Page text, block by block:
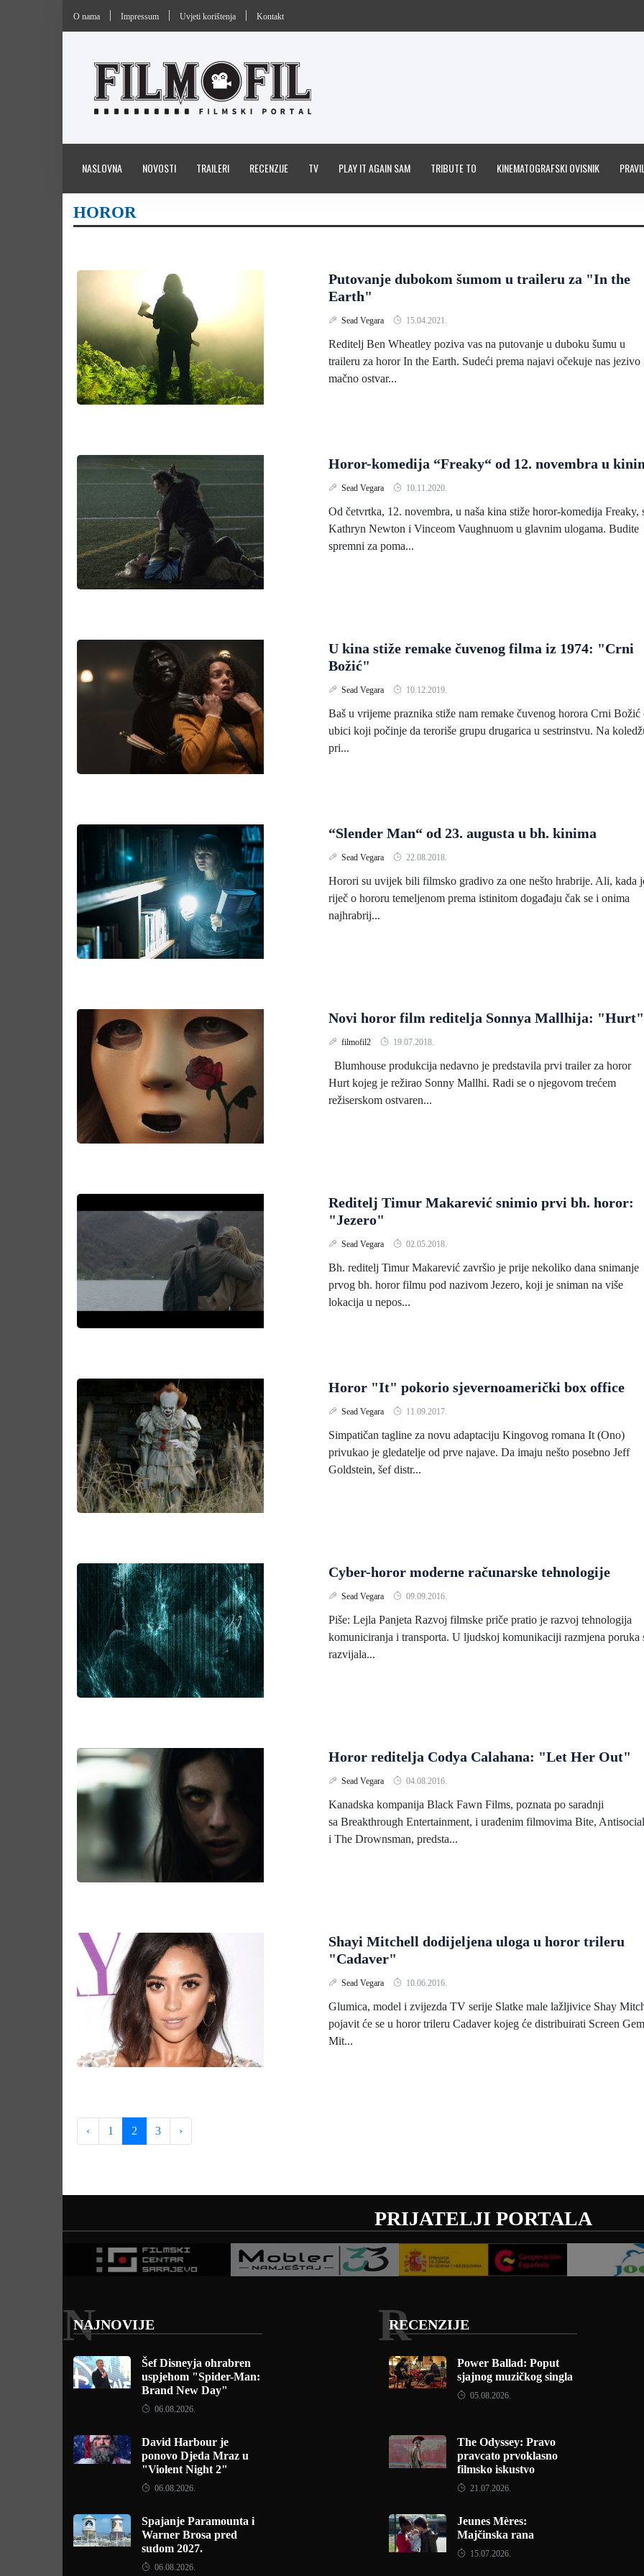
O nama Impressum Uvjeti korištenja Kontakt
NASLOVNA NOVOSTI TRAILERI RECENZIJE TV PLAY IT AGAIN SAM TRIBUTE TO KINEMATOGRAFSKI OVISNIK
HOROR
Putovanje dubokom šumom u traileru za "In the
Earth"
Sead Vegara 15.04.2021.
Reditelj Ben Wheatley poziva vas na putovanje u duboku šumu u
traileru za horor In the Earth. Sudeći prema najavi očekuje nas jezivo
mačno ostvar...
Horor-komedija “Freaky“ od 12. novembra u
Sead Vegara 10.11.2020.
Od četvrtka, 12. novembra, u naša kina stiže horor-komedija Freaky,
Kathryn Newton i Vinceom Vaughnuom u glavnim ulogama. Budite
spremni za poma...
U kina stiže remake čuvenog filma iz 1974: "Crni
Božić"
Sead Vegara 10.12.2019.
Baš u vrijeme praznika stiže nam remake čuvenog horora Crni Božić
ubici koji počinje da teroriše grupu drugarica u sestrinstvu. Na
pri...
“Slender Man“ od 23. augusta u bh. kinima
Sead Vegara 22.08.2018.
Horori su uvijek bili filmsko gradivo za one nešto hrabrije. Ali, kada
riječ o hororu temeljenom prema istinitom događaju čak se i onima
najhrabrij...
Novi horor film reditelja Sonnya Mallhija: "Hurt"
filmofil2 19.07.2018.
Blumhouse produkcija nedavno je predstavila prvi trailer za horor
Hurt kojeg je režirao Sonny Mallhi. Radi se o njegovom trećem
režiserskom ostvaren...
Reditelj Timur Makarević snimio prvi bh. horor:
"Jezero"
Sead Vegara 02.05.2018.
Bh. reditelj Timur Makarević završio je prije nekoliko dana snimanje
prvog bh. horor filmu pod nazivom Jezero, koji je sniman na više
lokacija u nepos...
Horor "It" pokorio sjevernoamerički box office
Sead Vegara 11.09.2017.
Simpatičan tagline za novu adaptaciju Kingovog romana It (Ono)
privukao je gledatelje od prve najave. Da imaju nešto posebno Jeff
Goldstein, šef distr...
Cyber-horor moderne računarske tehnologije
Sead Vegara 09.09.2016.
Piše: Lejla Panjeta Razvoj filmske priče pratio je razvoj tehnologija
komuniciranja i transporta. U ljudskoj komunikaciji razmjena poruka
razvijala...
Horor reditelja Codya Calahana: "Let Her Out"
Sead Vegara 04.08.2016.
Kanadska kompanija Black Fawn Films, poznata po saradnji
sa Breakthrough Entertainment, i urađenim filmovima Bite, Antisocial
i The Drownsman, predsta...
Shayi Mitchell dodijeljena uloga u horor trileru
"Cadaver"
Sead Vegara 10.06.2016.
Glumica, model i zvijezda TV serije Slatke male lažljivice Shay
pojavit će se u horor trileru Cadaver kojeg će distribuirati Screen
Mit...
‹ 1 2 3 ›
PRIJATELJI PORTALA
NAJNOVIJE
N
Šef Disneyja ohrabren
uspjehom "Spider-Man:
Brand New Day"
06.08.2026.
David Harbour je
ponovo Djeda Mraz u
"Violent Night 2"
06.08.2026.
Spajanje Paramounta i
Warner Brosa pred
sudom 2027.
06.08.2026.
RECENZIJE
R
Power Ballad: Poput
sjajnog muzičkog singla
05.08.2026.
The Odyssey: Pravo
pravcato prvoklasno
filmsko iskustvo
21.07.2026.
Jeunes Mères:
Majčinska rana
15.07.2026.